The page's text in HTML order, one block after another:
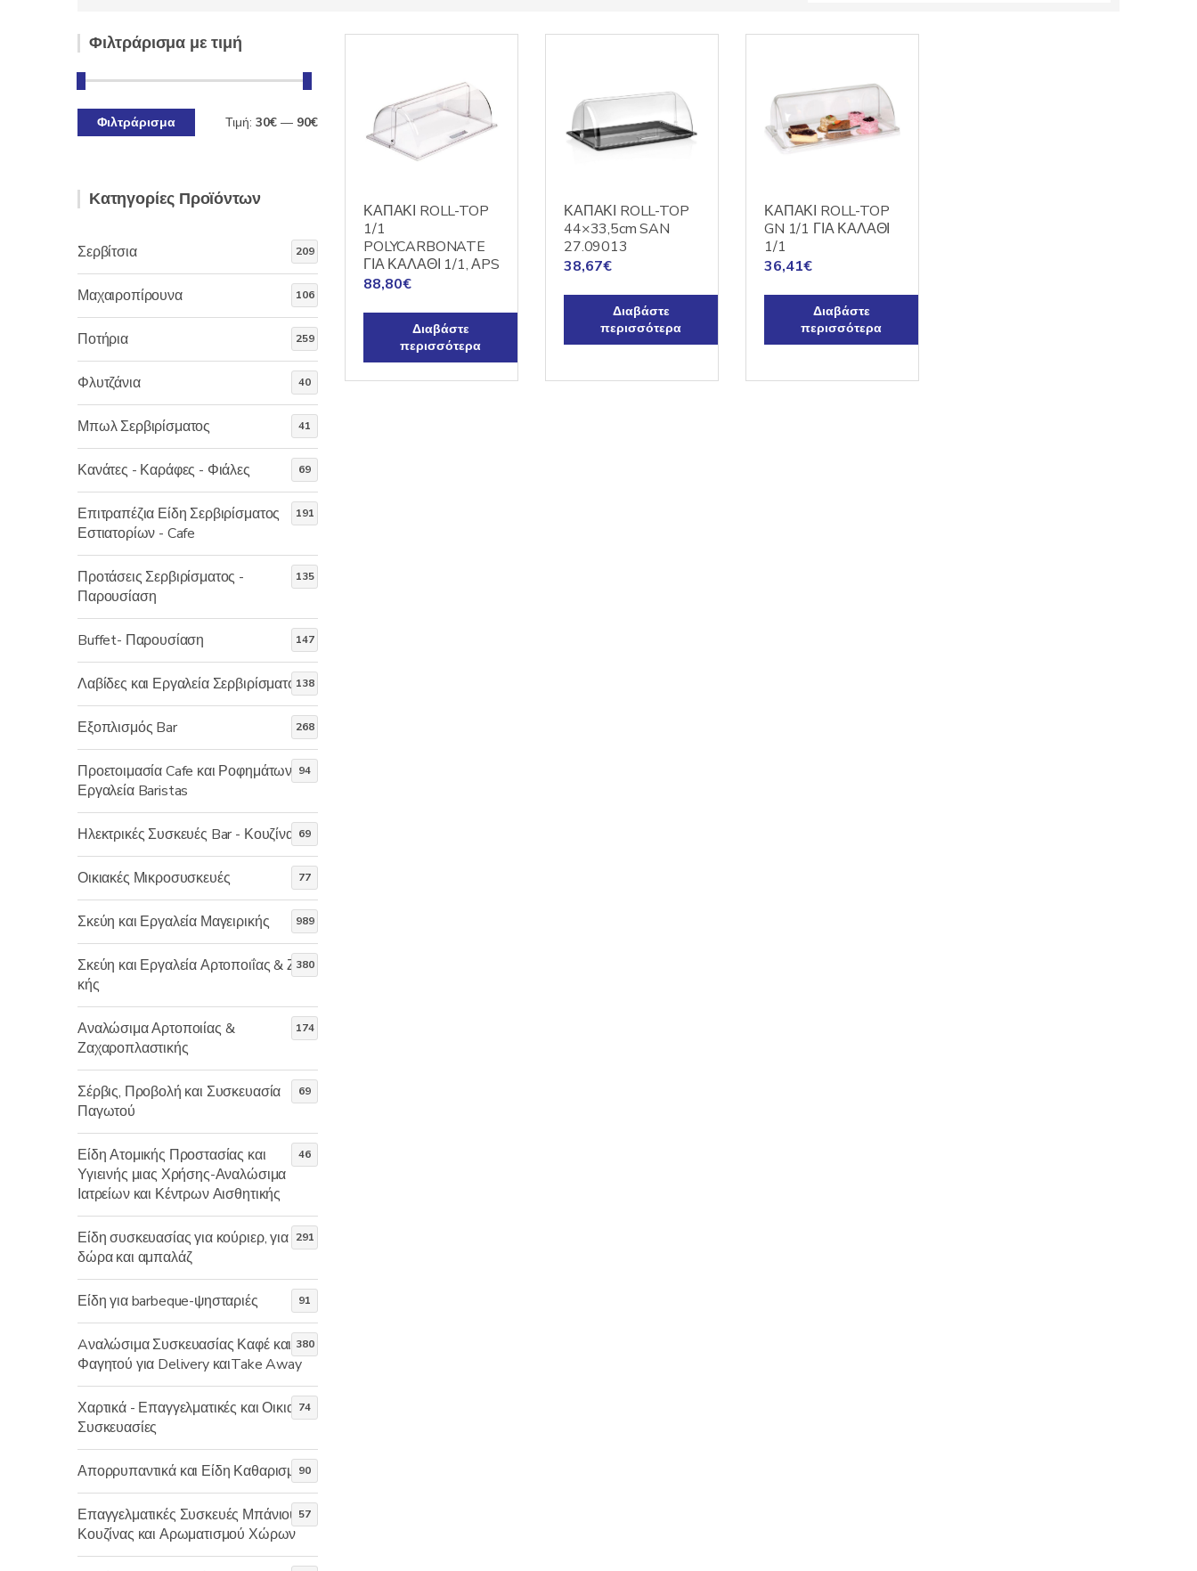
ΚΑΠΑΚΙ ROLL-TOP
1/1
POLYCARBONATE
ΓΙΑ ΚΑΛΑΘΙ 1/1, ΑPS
88,80€
Διαβάστε
περισσότερα
ΚΑΠΑΚΙ ROLL-TOP
44×33,5cm SAN
27.09013
38,67€
Διαβάστε
περισσότερα
ΚΑΠΑΚΙ ROLL-TOP
GN 1/1 ΓΙΑ ΚΑΛΑΘΙ
1/1
36,41€
Διαβάστε
περισσότερα
Φιλτράρισμα με τιμή
Ελάχιστη
Μέγιστη
Φιλτράρισμα Τιμή: 30€ — 90€
Κατηγορίες Προϊόντων
Σερβίτσια 209
Μαχαιροπίρουνα 106
Ποτήρια 259
Φλυτζάνια 40
Μπωλ Σερβιρίσματος 41
Κανάτες - Καράφες - Φιάλες 69
Επιτραπέζια Είδη Σερβιρίσματος
Εστιατορίων - Cafe
191
Προτάσεις Σερβιρίσματος -
Παρουσίαση
135
Buffet- Παρουσίαση 147
Λαβίδες και Εργαλεία Σερβιρίσματος138
Εξοπλισμός Bar 268
Προετοιμασία Cafe και Ροφημάτων -
Εργαλεία Baristas
94
Ηλεκτρικές Συσκευές Bar - Κουζίνας69
Οικιακές Μικροσυσκευές 77
Σκεύη και Εργαλεία Μαγειρικής 989
Σκεύη και Εργαλεία Αρτοποιΐας & Ζαχ/
κής
380
Αναλώσιμα Αρτοποιίας &
Ζαχαροπλαστικής
174
Σέρβις, Προβολή και Συσκευασία
Παγωτού
69
Είδη Ατομικής Προστασίας και
Υγιεινής μιας Χρήσης-Αναλώσιμα
Ιατρείων και Κέντρων Αισθητικής
46
Είδη συσκευασίας για κούριερ, για
δώρα και αμπαλάζ
291
Είδη για barbeque-ψησταριές 91
Aναλώσιμα Συσκευασίας Καφέ και
Φαγητού για Delivery καιTake Away
380
Χαρτικά - Επαγγελματικές και Οικιακές
Συσκευασίες
74
Απορρυπαντικά και Είδη Καθαρισμού
90
Επαγγελματικές Συσκευές Μπάνιου,
Κουζίνας και Αρωματισμού Χώρων
57